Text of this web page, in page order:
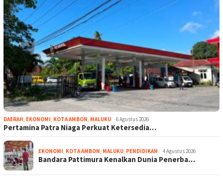
DAERAH, EKONOMI, KOTA AMBON, MALUKU 6 Agustus 2026
Pertamina Patra Niaga Perkuat Ketersedia…
EKONOMI, KOTA AMBON, MALUKU, PENDIDIKAN 4 Agustus 2026
Bandara Pattimura Kenalkan Dunia Penerba…